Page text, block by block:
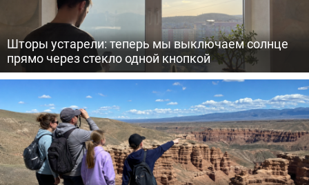
Шторы устарели: теперь мы выключаем солнце
прямо через стекло одной кнопкой